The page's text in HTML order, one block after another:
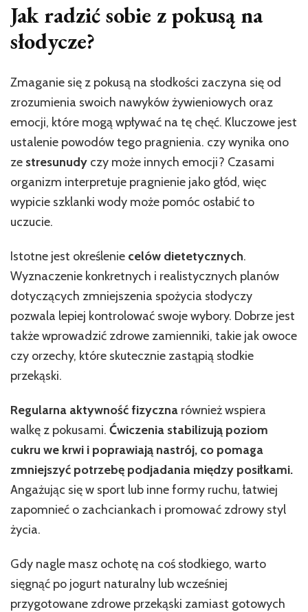
Jak radzić sobie z pokusą na
słodycze?
Zmaganie się z pokusą na słodkości zaczyna się od
zrozumienia swoich nawyków żywieniowych oraz
emocji, które mogą wpływać na tę chęć. Kluczowe jest
ustalenie powodów tego pragnienia. czy wynika ono
ze stresunudy czy może innych emocji? Czasami
organizm interpretuje pragnienie jako głód, więc
wypicie szklanki wody może pomóc osłabić to
uczucie.
Istotne jest określenie celów dietetycznych.
Wyznaczenie konkretnych i realistycznych planów
dotyczących zmniejszenia spożycia słodyczy
pozwala lepiej kontrolować swoje wybory. Dobrze jest
także wprowadzić zdrowe zamienniki, takie jak owoce
czy orzechy, które skutecznie zastąpią słodkie
przekąski.
Regularna aktywność fizyczna również wspiera
walkę z pokusami. Ćwiczenia stabilizują poziom
cukru we krwi i poprawiają nastrój, co pomaga
zmniejszyć potrzebę podjadania między posiłkami.
Angażując się w sport lub inne formy ruchu, łatwiej
zapomnieć o zachciankach i promować zdrowy styl
życia.
Gdy nagle masz ochotę na coś słodkiego, warto
sięgnąć po jogurt naturalny lub wcześniej
przygotowane zdrowe przekąski zamiast gotowych